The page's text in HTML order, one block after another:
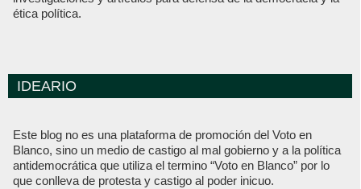
ética política.
IDEARIO
Este blog no es una plataforma de promoción del Voto en
Blanco, sino un medio de castigo al mal gobierno y a la política
antidemocrática que utiliza el termino “Voto en Blanco” por lo
que conlleva de protesta y castigo al poder inicuo.